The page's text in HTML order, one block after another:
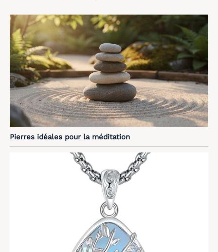
Pierres idéales pour la méditation